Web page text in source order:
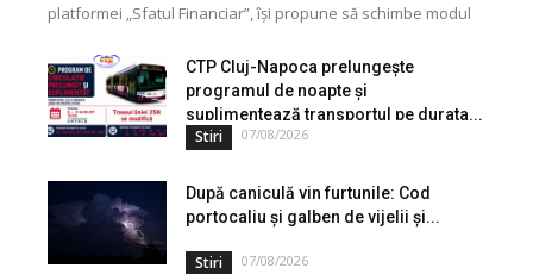
platformei „Sfatul Financiar”, își propune să schimbe modul
de peste...
CTP Cluj-Napoca prelungește
programul de noapte și
suplimentează transportul pe durata...
Stiri 07/08/2026
După caniculă vin furtunile: Cod
portocaliu și galben de vijelii și...
Stiri 07/08/2026